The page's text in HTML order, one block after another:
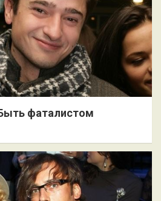
фаталистом